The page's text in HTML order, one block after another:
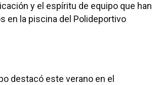
y el espíritu de equipo que han
en la piscina del Polideportivo
destacó este verano en el